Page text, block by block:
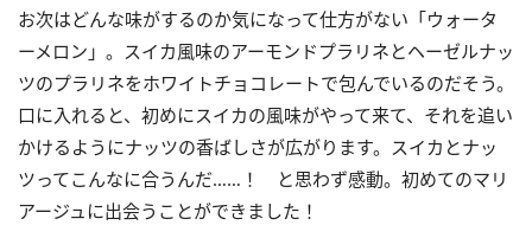
お次はどんな味がするのか気になって仕方がない「ウォータ
ーメロン」。スイカ風味のアーモンドプラリネとヘーゼルナッ
ツのプラリネをホワイトチョコレートで包んでいるのだそう。
口に入れると、初めにスイカの風味がやって来て、それを追い
かけるようにナッツの香ばしさが広がります。スイカとナッ
ツってこんなに合うんだ……！ と思わず感動。初めてのマリ
アージュに出会うことができました！